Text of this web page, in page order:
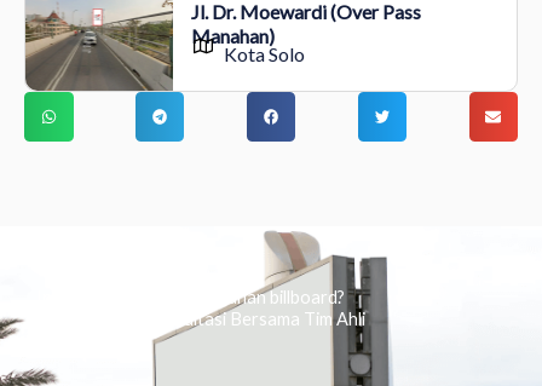
Jl. Dr. Moewardi (Over Pass
Manahan)
Kota Solo
Ingin tahu tentang periklanan billboard?
Kami Berikan Konsultasi Bersama Tim Ahli